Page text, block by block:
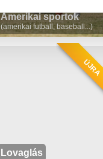
Amerikai sportok
(amerikai futball, baseball...)
ÚJRA
Lovaglás